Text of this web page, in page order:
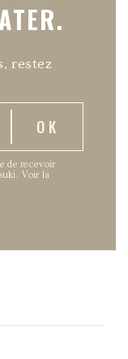
restez
de recevoir
Voir la